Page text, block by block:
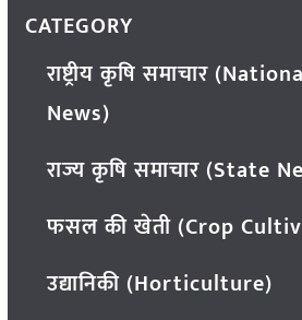
CATEGORY
राष्ट्रीय कृषि समाचार
News)
राज्य कृषि समाचार (State
फसल की खेती (Crop
उद्यानिकी (Horticulture)